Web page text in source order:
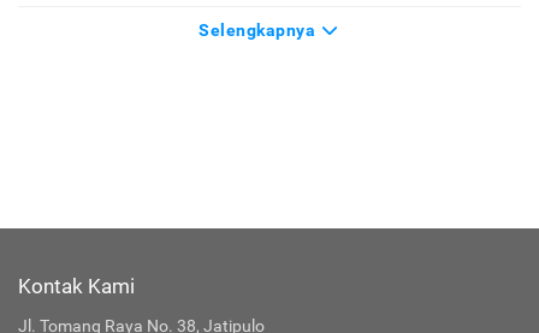
Selengkapnya
Kontak Kami
Jl. Tomang Raya No. 38, Jatipulo